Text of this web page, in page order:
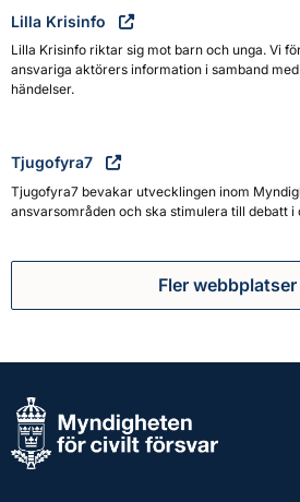
Lilla Krisinfo
Lilla Krisinfo riktar sig mot barn och unga. Vi
ansvariga aktörers information i samband
händelser.
Tjugofyra7
Tjugofyra7 bevakar utvecklingen inom
ansvarsområden och ska stimulera till debatt i
Fler webbplatser